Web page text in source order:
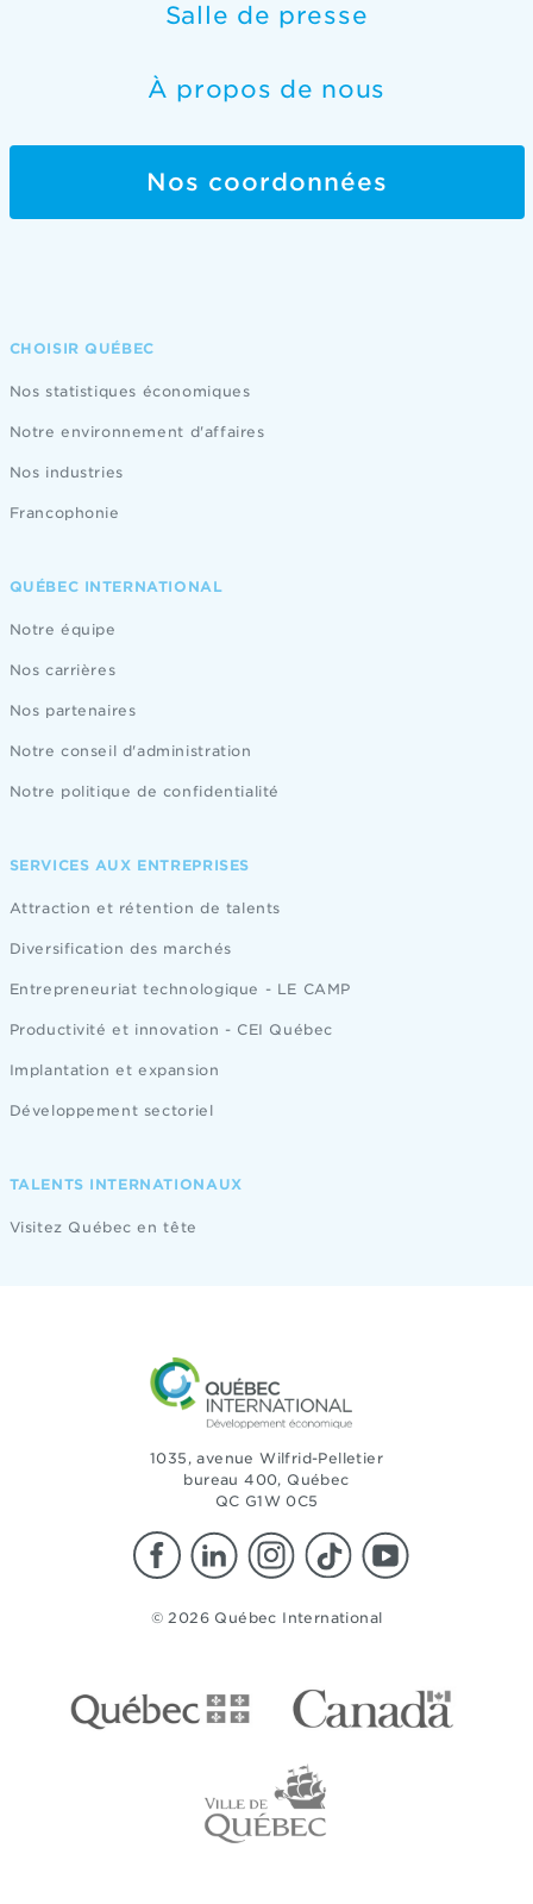
Salle de presse
À propos de nous
Nos coordonnées
CHOISIR QUÉBEC
Nos statistiques économiques
Notre environnement d'affaires
Nos industries
Francophonie
QUÉBEC INTERNATIONAL
Notre équipe
Nos carrières
Nos partenaires
Notre conseil d'administration
Notre politique de confidentialité
SERVICES AUX ENTREPRISES
Attraction et rétention de talents
Diversification des marchés
Entrepreneuriat technologique - LE CAMP
Productivité et innovation - CEI Québec
Implantation et expansion
Développement sectoriel
TALENTS INTERNATIONAUX
Visitez Québec en tête
1035, avenue Wilfrid-Pelletier
bureau 400, Québec
QC G1W 0C5
© 2026 Québec International